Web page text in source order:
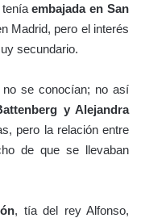
teníaembajada en San
Madrid, pero el interés
secundario.
se conocían; no así
y Alejandra
pero la relación entre
de que se llevaban
, tía del rey Alfonso,